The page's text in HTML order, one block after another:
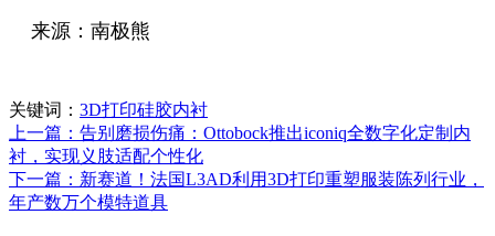
来源：南极熊
关键词： 3D打印硅胶内衬
上一篇：告别磨损伤痛：Ottobock推出iconiq全数字化定制内
衬，实现义肢适配个性化
下一篇：新赛道！法国L3AD利用3D打印重塑服装陈列行业，
年产数万个模特道具